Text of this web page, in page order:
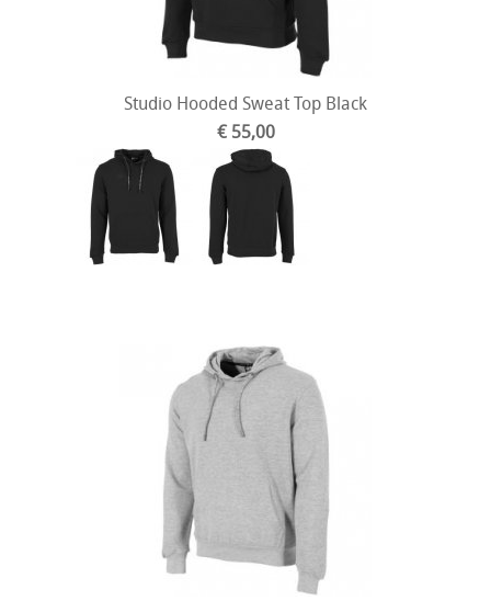
Studio Hooded Sweat Top Black
€ 55,00